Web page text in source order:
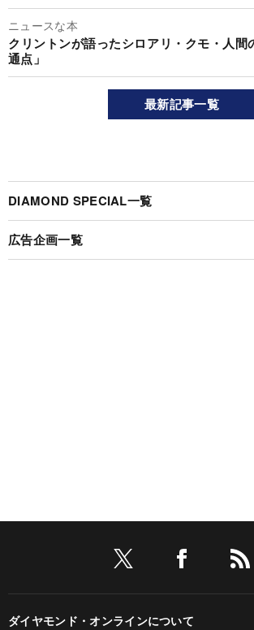
ニュースな本
クリントンが語ったシロアリ・クモ・人間
通点」
最新記事一覧
DIAMOND SPECIAL一覧
広告企画一覧
ダイヤモンド・オンラインについて